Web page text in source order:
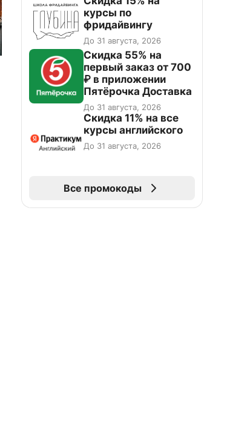
курсы по
фридайвингу
До 31 августа, 2026
Скидка 55% на
первый заказ от 700
₽ в приложении
Пятёрочка Доставка
До 31 августа, 2026
Скидка 11% на все
курсы английского
До 31 августа, 2026
Все промокоды